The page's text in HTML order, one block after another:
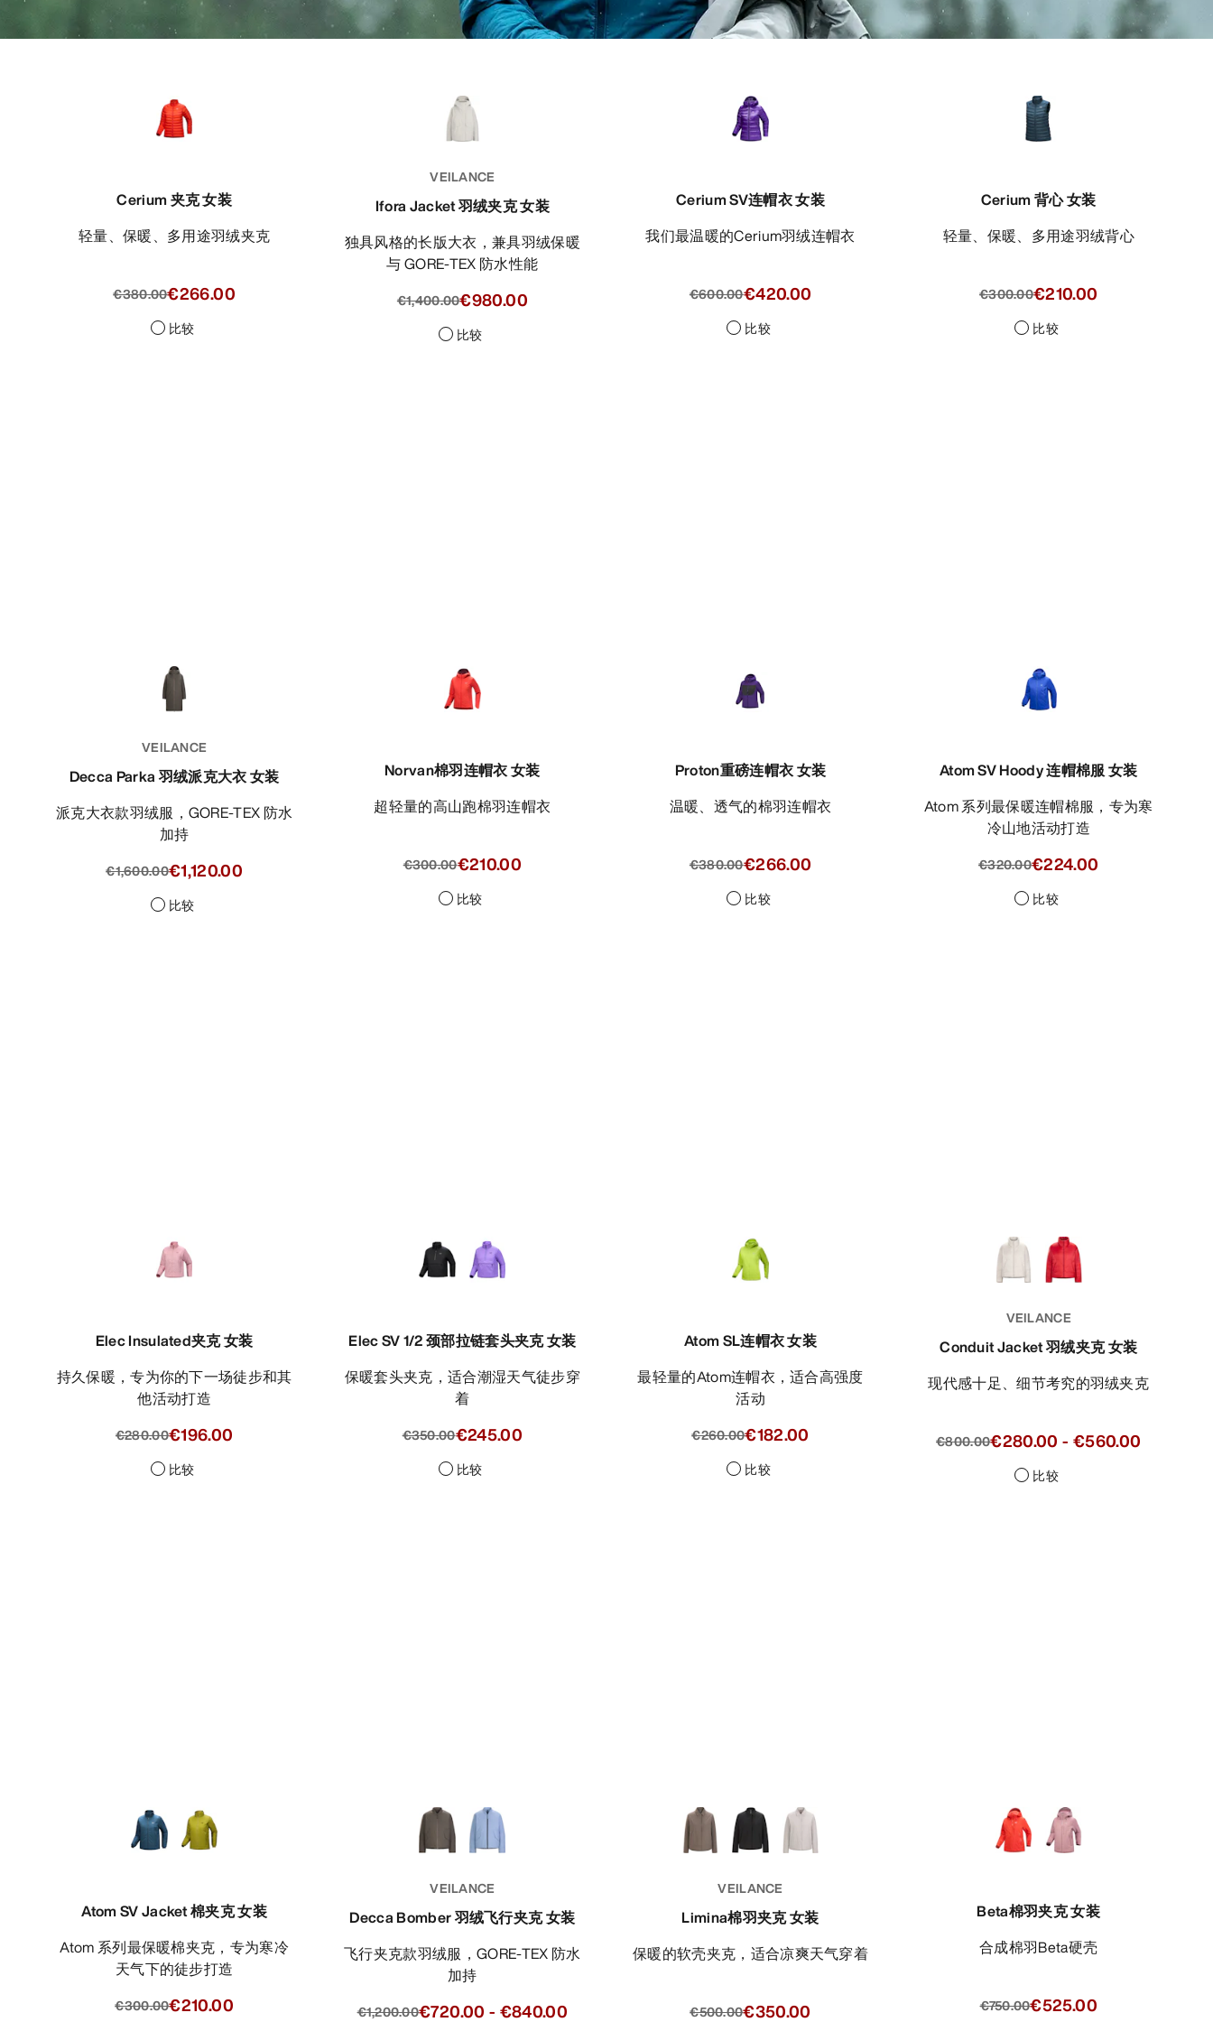
Cerium 夹克 女装
轻量、保暖、多用途羽绒夹克
€380.00€266.00
比较
VEILANCE
Ifora Jacket 羽绒夹克 女装
独具风格的长版大衣，兼具羽绒保暖
与 GORE-TEX 防水性能
€1,400.00€980.00
比较
Cerium SV连帽衣 女装
我们最温暖的Cerium羽绒连帽衣
€600.00€420.00
比较
Cerium 背心 女装
轻量、保暖、多用途羽绒背心
€300.00€210.00
比较
VEILANCE
Decca Parka 羽绒派克大衣 女装
派克大衣款羽绒服，GORE-TEX 防水
加持
€1,600.00€1,120.00
比较
Norvan棉羽连帽衣 女装
超轻量的高山跑棉羽连帽衣
€300.00€210.00
比较
Proton重磅连帽衣 女装
温暖、透气的棉羽连帽衣
€380.00€266.00
比较
Atom SV Hoody 连帽棉服 女装
Atom 系列最保暖连帽棉服，专为寒
冷山地活动打造
€320.00€224.00
比较
Elec Insulated夹克 女装
持久保暖，专为你的下一场徒步和其
他活动打造
€280.00€196.00
比较
Elec SV 1/2 颈部拉链套头夹克 女装
保暖套头夹克，适合潮湿天气徒步穿
着
€350.00€245.00
比较
Atom SL连帽衣 女装
最轻量的Atom连帽衣，适合高强度
活动
€260.00€182.00
比较
VEILANCE
Conduit Jacket 羽绒夹克 女装
现代感十足、细节考究的羽绒夹克
€800.00€280.00 - €560.00
比较
Atom SV Jacket 棉夹克 女装
Atom 系列最保暖棉夹克，专为寒冷
天气下的徒步打造
€300.00€210.00
VEILANCE
Decca Bomber 羽绒飞行夹克 女装
飞行夹克款羽绒服，GORE-TEX 防水
加持
€1,200.00€720.00 - €840.00
VEILANCE
Limina棉羽夹克 女装
保暖的软壳夹克，适合凉爽天气穿着
€500.00€350.00
Beta棉羽夹克 女装
合成棉羽Beta硬壳
€750.00€525.00